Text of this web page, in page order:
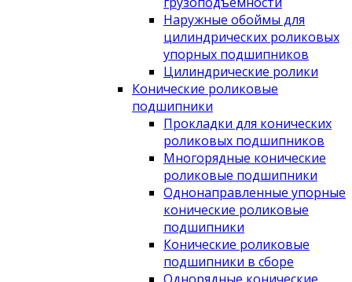
Наружные обоймы для
цилиндрических роликовых
упорных подшипников
Цилиндрические ролики
Конические роликовые
подшипники
Прокладки для конических
роликовых подшипников
Многорядные конические
роликовые подшипники
Однонаправленные упорные
конические роликовые
подшипники
Конические роликовые
подшипники в сборе